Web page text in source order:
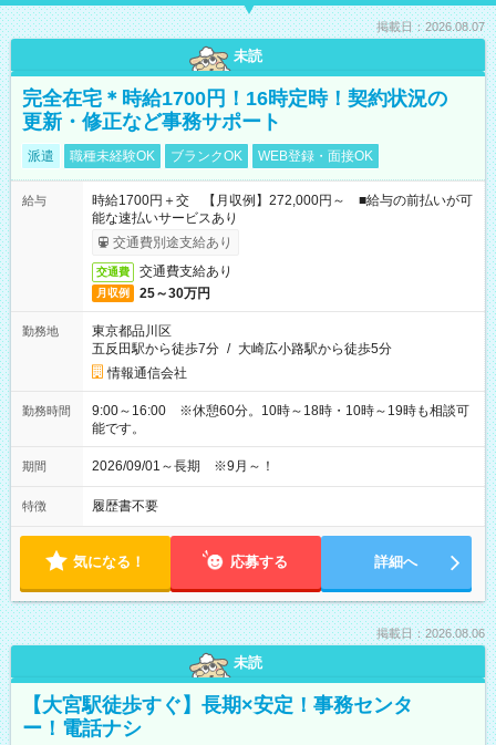
掲載日：2026.08.07
未読
完全在宅＊時給1700円！16時定時！契約状況の
更新・修正など事務サポート
派遣 職種未経験OK ブランクOK WEB登録・面接OK
給与
時給1700円＋交 【月収例】272,000円～ ■給与の前払いが可
能な速払いサービスあり
交通費別途支給あり
交通費 交通費支給あり
月収例 25～30万円
勤務地
東京都品川区
五反田駅から徒歩7分 / 大崎広小路駅から徒歩5分
情報通信会社
勤務時間
9:00～16:00 ※休憩60分。10時～18時・10時～19時も相談可
能です。
期間 2026/09/01～長期 ※9月～！
特徴 履歴書不要
気になる！ 応募する 詳細へ
掲載日：2026.08.06
未読
【大宮駅徒歩すぐ】長期×安定！事務センタ
ー！電話ナシ